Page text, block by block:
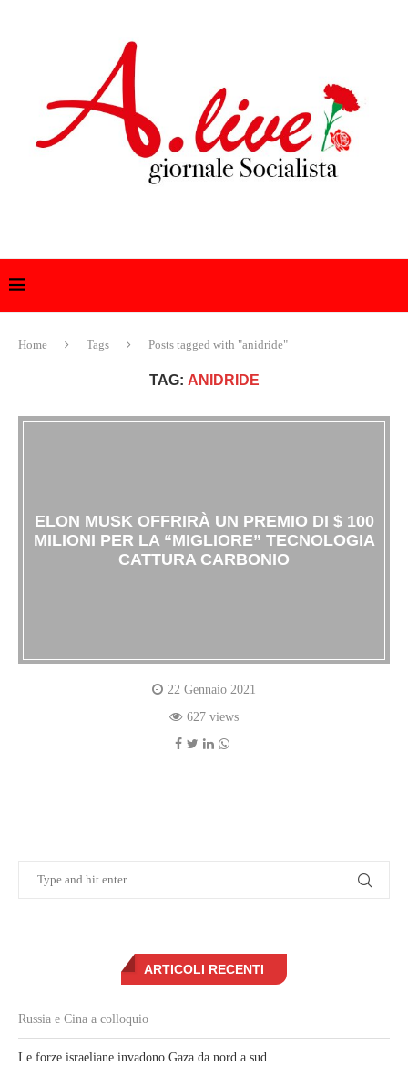
Home Tags Posts tagged with "anidride"
TAG: ANIDRIDE
ELON MUSK OFFRIRÀ UN PREMIO DI $ 100
MILIONI PER LA “MIGLIORE” TECNOLOGIA
CATTURA CARBONIO
22 Gennaio 2021
627 views
ARTICOLI RECENTI
Russia e Cina a colloquio
Le forze israeliane invadono Gaza da nord a sud